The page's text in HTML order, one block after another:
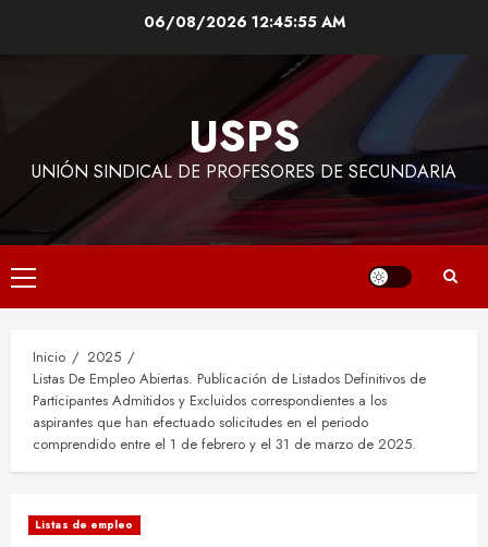
06/08/2026 12:45:56 AM
USPS
UNIÓN SINDICAL DE PROFESORES DE SECUNDARIA
Menú
principal
Inicio
2025
Listas De Empleo Abiertas. Publicación de Listados Definitivos de
Participantes Admitidos y Excluidos correspondientes a los
aspirantes que han efectuado solicitudes en el periodo
comprendido entre el 1 de febrero y el 31 de marzo de 2025.
Listas de empleo